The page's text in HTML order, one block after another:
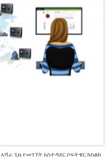
ጊዜ የመገኘት አስተዳደር ሶፍትዌር ከስልክ